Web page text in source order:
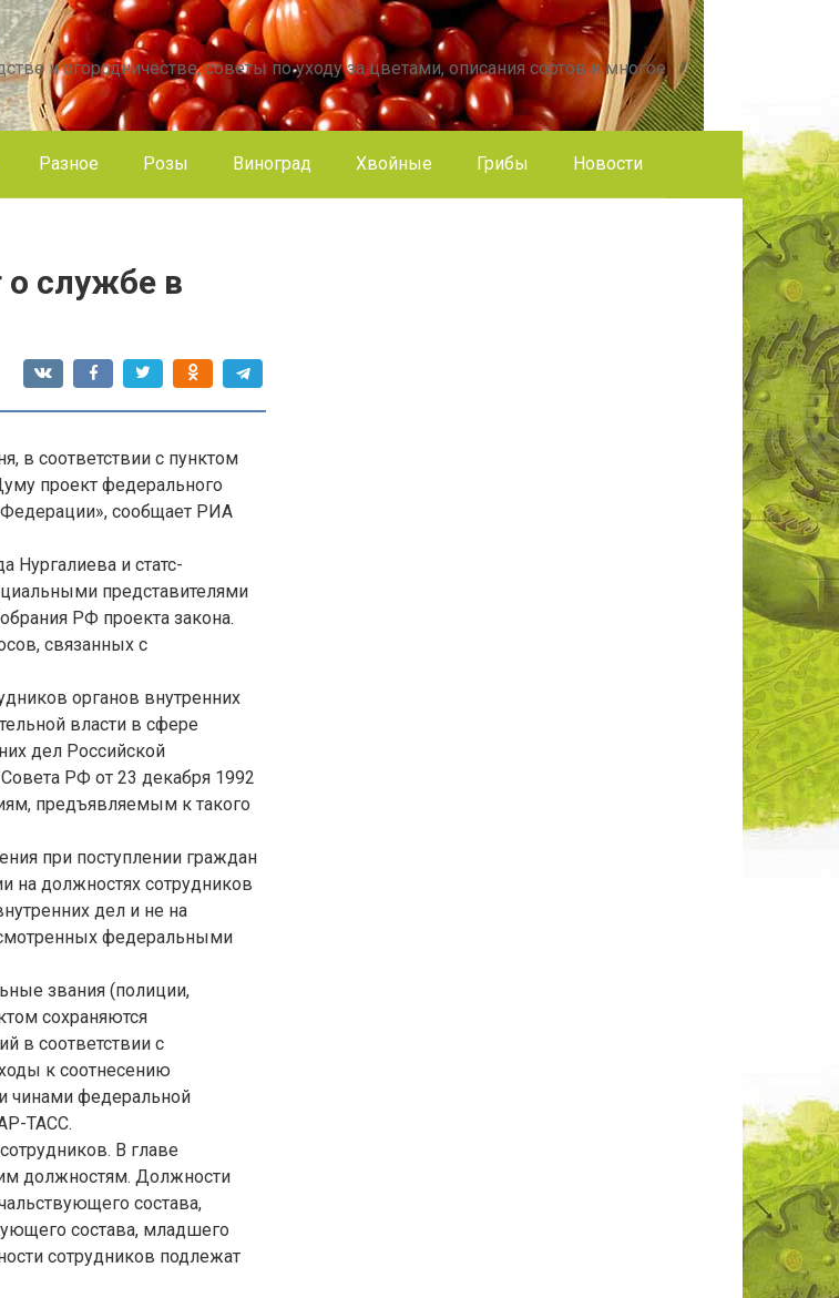
и огородничестве, советы по уходу за цветами, описания сортов и многое
Разное Розы Виноград Хвойные Грибы Новости
о службе в
в соответствии с пунктом
проект федерального
Федерации», сообщает РИА
и статс-
представителями
РФ проекта закона.
связанных с
органов внутренних
власти в сфере
дел Российской
РФ от 23 декабря 1992
предъявляемым к такого
при поступлении граждан
на должностях сотрудников
дел и не на
федеральными
звания (полиции,
сохраняются
в соответствии с
к соотнесению
чинами федеральной
ТАСС.
В главе
должностям. Должности
состава,
состава, младшего
сотрудников подлежат